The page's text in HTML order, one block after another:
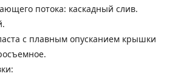
потока: каскадный слив.
с плавным опусканием крышки